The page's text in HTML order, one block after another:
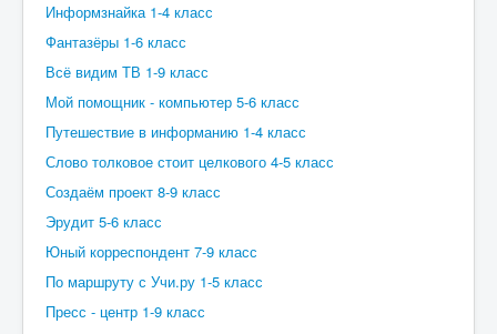
Информзнайка 1-4 класс
Фантазёры 1-6 класс
Всё видим ТВ 1-9 класс
Мой помощник - компьютер 5-6 класс
Путешествие в информанию 1-4 класс
Слово толковое стоит целкового 4-5 класс
Создаём проект 8-9 класс
Эрудит 5-6 класс
Юный корреспондент 7-9 класс
По маршруту с Учи.ру 1-5 класс
Пресс - центр 1-9 класс